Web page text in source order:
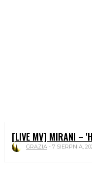
[LIVE MV] MIRANI –
GRAZIA - 7 SIERPNIA,